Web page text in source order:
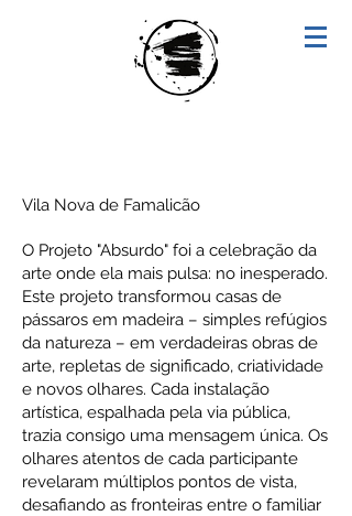
Vila Nova de Famalicão
O Projeto "Absurdo" foi a celebração da
arte onde ela mais pulsa: no inesperado.
Este projeto transformou casas de
pássaros em madeira – simples refúgios
da natureza – em verdadeiras obras de
arte, repletas de significado, criatividade
e novos olhares. Cada instalação
artística, espalhada pela via pública,
trazia consigo uma mensagem única. Os
olhares atentos de cada participante
revelaram múltiplos pontos de vista,
desafiando as fronteiras entre o familiar